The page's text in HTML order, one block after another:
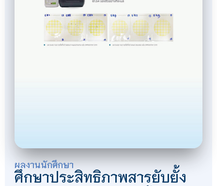
ผลงานนักศึกษา
ศึกษาประสิทธิภาพสารยับยั้ง